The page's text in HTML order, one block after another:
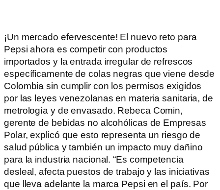
¡Un mercado efervescente! El nuevo reto para
Pepsi ahora es competir con productos
importados y la entrada irregular de refrescos
específicamente de colas negras que viene desde
Colombia sin cumplir con los permisos exigidos
por las leyes venezolanas en materia sanitaria, de
metrología y de envasado. Rebeca Comin,
gerente de bebidas no alcohólicas de Empresas
Polar, explicó que esto representa un riesgo de
salud pública y también un impacto muy dañino
para la industria nacional. “Es competencia
desleal, afecta puestos de trabajo y las iniciativas
que lleva adelante la marca Pepsi en el país. Por